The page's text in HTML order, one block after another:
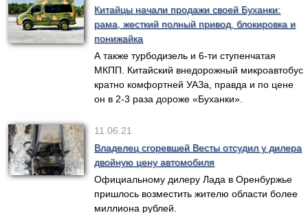
Китайцы начали продажи своей Буханки:
рама, жесткий полный привод, блокировка и
понижайка
А также турбодизель и 6-ти ступенчатая
МКПП. Китайский внедорожный микроавтобус
кратно комфортней УАЗа, правда и по цене
он в 2-3 раза дороже «Буханки».
11.06.21
Владелец сгоревшей Весты отсудил у дилера
двойную цену автомобиля
Официальному дилеру Лада в Оренбуржье
пришлось возместить жителю области более
миллиона рублей.